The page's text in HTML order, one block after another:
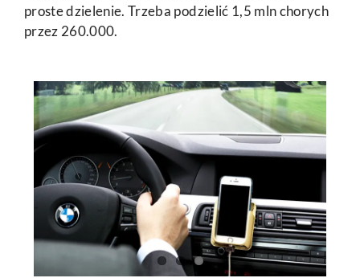
proste dzielenie. Trzeba podzielić 1,5 mln chorych
przez 260.000.